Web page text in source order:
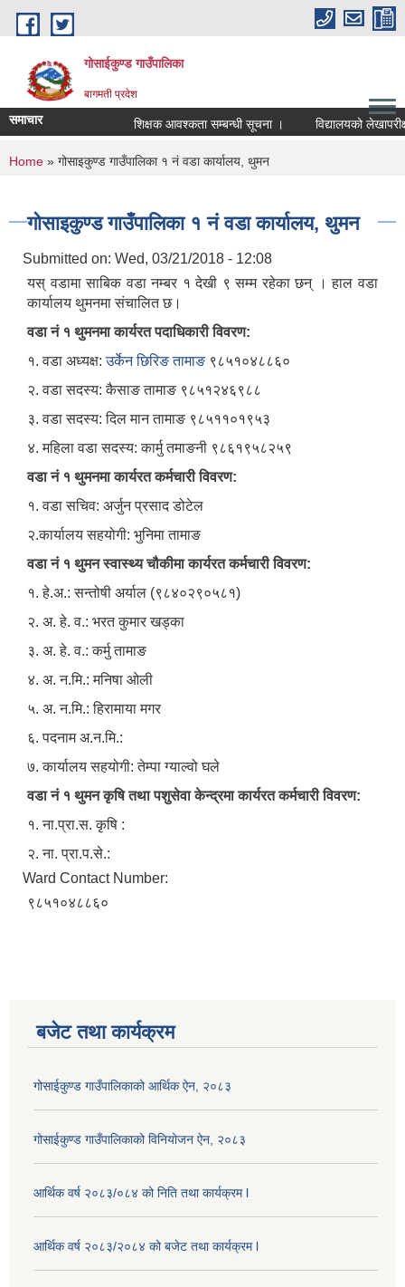
Skip to main content
गोसाईकुण्ड गाउँपालिका
बागमती प्रदेश
समाचार शिक्षक आवश्कता सम्बन्धी सूचना । विद्यालयको
You are here
Home » गोसाइकुण्ड गाउँपालिका १ नं वडा कार्यालय, थुमन
गोसाइकुण्ड गाउँपालिका १ नं वडा कार्यालय, थुमन
Submitted on: Wed, 03/21/2018 - 12:08
यस् वडामा साबिक वडा नम्बर १ देखी ९ सम्म रहेका छन् । हाल वडा
कार्यालय थुमनमा संचालित छ।
वडा नं १ थुमनमा कार्यरत पदाधिकारी​ विवरण:
१. वडा अध्यक्ष:उर्केन छिरिङ तामाङ ९८५१०४८८६०
२. वडा सदस्य: कैसाङ तामाङ ९८५१२४६९८८
३. वडा सदस्य: दिल मान तामाङ ९८५११०१९५३
४. महिला वडा सदस्य: कार्मु तमाङनी ९८६१९५८२५९
वडा नं १ थुमनमा कार्यरत कर्मचारी विवरण:
१. वडा सचिव: अर्जुन प्रसाद डोटेल
२.कार्यालय सहयोगी: भुनिमा तामाङ
वडा नं १ थुमन स्वास्थ्य चौकीमा कार्यरत कर्मचारी विवरण:
१. हे.अ.: सन्तोषी अर्याल (९८४०२९०५८१)
२. अ. हे. व.: भरत कुमार खड्का
३. अ. हे. व.: कर्मु तामाङ
४. अ. न.मि.: मनिषा ओली
५. अ. न.मि.: हिरामाया मगर
६. पदनाम अ.न.मि.:
७. कार्यालय सहयोगी: तेम्पा ग्याल्वो घले
वडा नं १ थुमन कृषि तथा पशुसेवा केन्द्रमा कार्यरत कर्मचारी विवरण:
१. ना.प्रा.स. कृषि :
२. ना. प्रा.प.से.:
Ward Contact Number:
९८५१०४८८६०
बजेट तथा कार्यक्रम
गोसाईकुण्ड गाउँपालिकाको आर्थिक ऐन, २०८३
गोसाईकुण्ड गाउँपालिकाको विनियोजन ऐन, २०८३
आर्थिक वर्ष २०८३/०८४ को निति तथा कार्यक्रम l
आर्थिक वर्ष २०८३/२०८४ को बजेट तथा कार्यक्रम l